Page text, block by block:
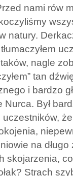
nami rów
natury.
nagle
tan
i bardzo
Był
na długo
skojarzenia,
Strach